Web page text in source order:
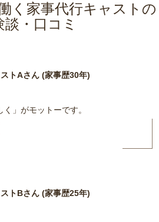
く家事代行キャストの
談・口コミ
トAさん (家事歴30年)
く」がモットーです。
トBさん (家事歴25年)